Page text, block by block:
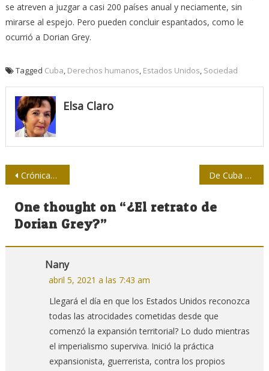
se atreven a juzgar a casi 200 países anual y neciamente, sin
mirarse al espejo. Pero pueden concluir espantados, como le
ocurrió a Dorian Grey.
Tagged Cuba, Derechos humanos, Estados Unidos, Sociedad
Elsa Claro
Navegación
de
entradas
Crónicas impacientes De Cuba a Chernóbil, la historia de un documental (+ trailer)
One thought on “¿El retrato de
Dorian Grey?”
Nany
abril 5, 2021 a las 7:43 am
Llegará el día en que los Estados Unidos reconozca
todas las atrocidades cometidas desde que
comenzó la expansión territorial? Lo dudo mientras
el imperialismo superviva. Inició la práctica
expansionista, guerrerista, contra los propios